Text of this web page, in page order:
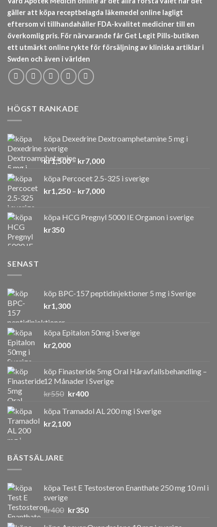
gäller att köpa receptbelagda läkemedel online lagligt
eftersom vi tillhandahåller FDA-kvalitet mediciner till en
överkomlig pris. För närvarande får Get Legit Pills-butiken
ett utmärkt online rykte för försäljning av kliniska artiklar i
Swden och även i världen
HÖGST RANKADE
köpa Dexedrine Dextroamphetamine 5 mg i
sverige
kr1,500– kr7,000Prisintervall:
till
kr7,000
köpa Percocet 2.5-325 i sverige
kr1,250 – kr7,000Prisintervall:
kr7,000
köpa HCG Pregnyl 5000 IE Organon i sverige
kr350
SENAST
köp BPC-157 peptidinjektioner 5 mg i Sverige
kr1,300
köpa Epitalon 50mg i Sverige
kr2,000
köp Finasteride 5mg Oral Håravfallsbehandling –
12 Månader i Sverige
kr550 Det
priset
var:
kr400Det
priset
köpa Tramadol AL 200 mg i Sverige
kr2,100
BÄSTSÄLJARE
köpa Test E Testosteron Enanthate 250 mg 10 ml i
sverige
kr400 Det
kr350Det